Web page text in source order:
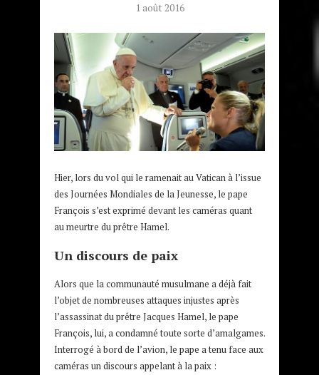
1 août 2016
Hier, lors du vol qui le ramenait au Vatican à l’issue
des Journées Mondiales de la Jeunesse, le pape
François s’est exprimé devant les caméras quant
au meurtre du prêtre Hamel.
Un discours de paix
Alors que la communauté musulmane a déjà fait
l’objet de nombreuses attaques injustes après
l’assassinat du prêtre Jacques Hamel, le pape
François, lui, a condamné toute sorte d’amalgames.
Interrogé à bord de l’avion, le pape a tenu face aux
caméras un discours appelant à la paix :